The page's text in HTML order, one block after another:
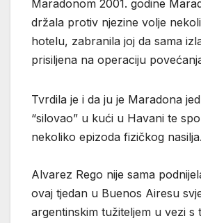
Maradonom 2001. godine
držala protiv njezine volje
hotelu, zabranila joj da sama
prisiljena na operaciju
Tvrdila je i da ju je Maradona
“silovao” u kući u Havani te
nekoliko epizoda fizičkog nasilja.
Alvarez Rego nije sama
ovaj tjedan u Buenos Airesu
argentinskim tužiteljem u vezi s